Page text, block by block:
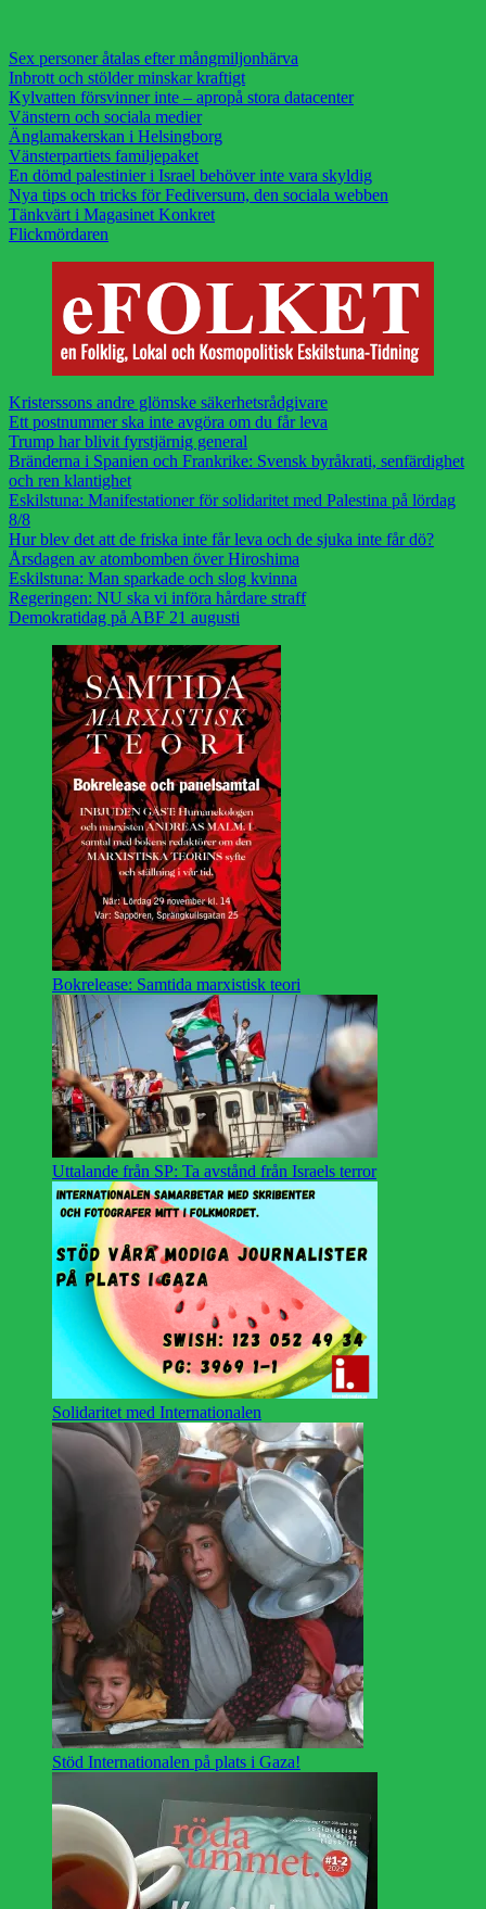
Sex personer åtalas efter mångmiljonhärva
Inbrott och stölder minskar kraftigt
Kylvatten försvinner inte – apropå stora datacenter
Vänstern och sociala medier
Änglamakerskan i Helsingborg
Vänsterpartiets familjepaket
En dömd palestinier i Israel behöver inte vara skyldig
Nya tips och tricks för Fediversum, den sociala webben
Tänkvärt i Magasinet Konkret
Flickmördaren
Kristerssons andre glömske säkerhetsrådgivare
Ett postnummer ska inte avgöra om du får leva
Trump har blivit fyrstjärnig general
Bränderna i Spanien och Frankrike: Svensk byråkrati, senfärdighet
och ren klantighet
Eskilstuna: Manifestationer för solidaritet med Palestina på lördag
8/8
Hur blev det att de friska inte får leva och de sjuka inte får dö?
Årsdagen av atombomben över Hiroshima
Eskilstuna: Man sparkade och slog kvinna
Regeringen: NU ska vi införa hårdare straff
Demokratidag på ABF 21 augusti
Bokrelease: Samtida marxistisk teori
Uttalande från SP: Ta avstånd från Israels terror
Solidaritet med Internationalen
Stöd Internationalen på plats i Gaza!